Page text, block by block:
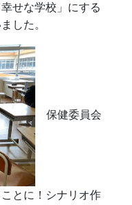
せな学校」にする
した。
保健委員会
とに！シナリオ作